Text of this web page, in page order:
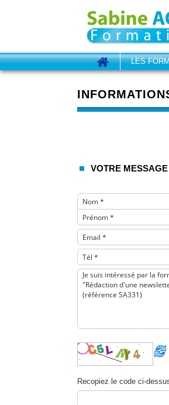
LES
VOTRE MESSAGE
Recopiez le code ci-